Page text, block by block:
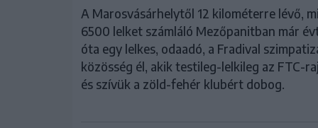
A Marosvásárhelytől 12 kilométerre lévő,
6500 lelket számláló Mezőpanitban már
óta egy lelkes, odaadó, a Fradival
közösség él, akik testileg-lelkileg az FTC-
és szívük a zöld-fehér klubért dobog.